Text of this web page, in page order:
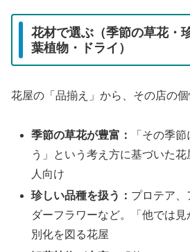
花材で選ぶ（季節の草花・
葉植物・ドライ）
花屋の「品揃え」から、その店の個
季節の草花が豊富：
「その季
う」という考え方に基づいた
人向け
珍しい品種を扱う： プロテア
ダーフラワーなど。「他では
別化を図る花屋